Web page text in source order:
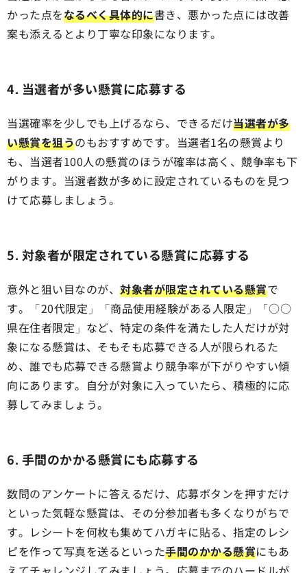
かった点をなるべく具体的に書き、悪かった点には改善
案も添えるとより丁寧な印象になります。
4. 当選者が多い懸賞に応募する
当選確率を少しでも上げるなら、できるだけ当選者が多
い懸賞を狙うのもおすすめです。当選者1名の懸賞より
も、当選者100人の懸賞のほうが確率は高く、競争率も下
がります。当選者数が多めに設定されているものを見つ
けて応募しましょう。
5. 対象者が限定されている懸賞に応募する
意外と狙い目なのが、 対象者が限定されている懸賞で
す。「20代限定」「商品使用経験がある人限定」「○○
県在住者限定」など、特定の条件を満たした人だけが対
象になる懸賞は、そもそも応募できる人が限られるた
め、誰でも応募できる懸賞より競争率が下がりやすい傾
向にあります。自分が対象に入っていたら、積極的に応
募してみましょう。
6. 手間のかかる懸賞にも応募する
数問のアンケートに答えるだけ、応募ボタンを押すだけ
といった気軽な懸賞は、その分参加者も多くなりがちで
す。レシートを何枚も集めてハガキに貼る、指定のレシ
ピを作って写真を送るといった手間のかかる懸賞にもあ